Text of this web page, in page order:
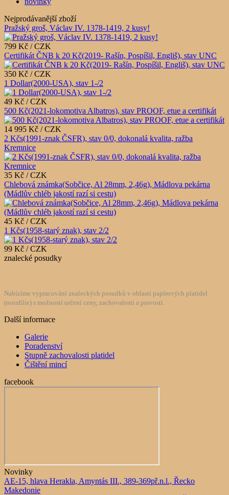
Nejprodávanější zboží
Pražský groš, Václav IV. 1378-1419, 2 kusy!
799 Kč / CZK
Certifikát ČNB k 20 Kč(2019- Rašín, Pospíšil, Engliš), stav UNC
350 Kč / CZK
1 Dollar(2000-USA), stav 1-/2
49 Kč / CZK
500 Kč(2021-lokomotiva Albatros), stav PROOF, etue a certifikát
14 995 Kč / CZK
2 Kčs(1991-znak ČSFR), stav 0/0, dokonalá kvalita, ražba
Kremnice
35 Kč / CZK
Chlebová známka(Sobčice, Al 28mm, 2,46g), Mádlova pekárna
(Mádlův chléb jakostí razí si cestu)
45 Kč / CZK
1 Kčs(1958-starý znak), stav 2/2
99 Kč / CZK
znalecké posudky
Nabízíme vypracování znaleckých posudků v oblasti papírových platidel
(notafilie) s možností určení ceny, zachovalosti a pravosti.
Další informace
Galerie
Poradenství
Stupně zachovalosti platidel
Čištění mincí
facebook
Novinky
AE-15, hlava Herakla, Amyntás III., 389-369př.n.l., Řecko
Makedonie